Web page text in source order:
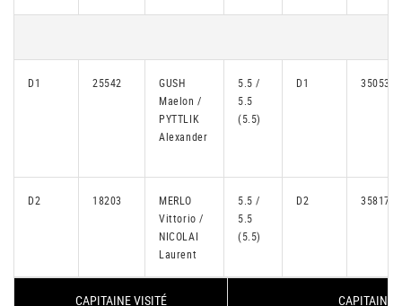
D1 25542
GUSH
Maelon /
PYTTLIK
Alexander
5.5 /
5.5
(5.5)
D1 35053
D2 18203
MERLO
Vittorio /
NICOLAI
Laurent
5.5 /
5.5
(5.5)
D2 35817
CAPITAINE VISITÉ CAPITAINE